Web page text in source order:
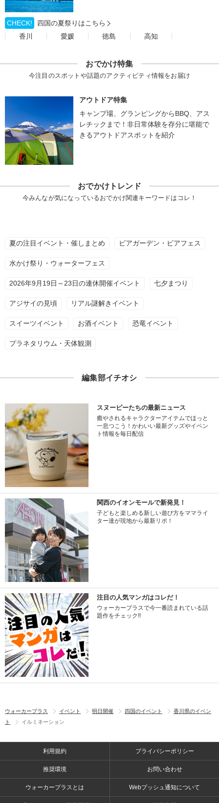
CHECK!
四国の夏祭りはこちら
香川
愛媛 徳島 高知
おでかけ特集
今注目のスポットや話題のアクティビティ情報をお届け
アウトドア特集
キャンプ場、グランピングからBBQ、アス
レチックまで！非日常体験を存分に堪能で
きるアウトドアスポットを紹介
おでかけトレンド
今みんなが気になっているおでかけ関連キーワードはコレ！
夏の注目イベント・催しまとめ ビアガーデン・ビアフェス
水かけ祭り・ウォーターフェス
2026年9月19日～23日の連休開催イベント 七夕まつり
アジサイの見頃 リアル謎解きイベント
スイーツイベント お酒イベント 恐竜イベント
プラネタリウム・天体観測
編集部イチオシ
スヌーピーたちの最新ニュース
癒やされるキャラクターアイテムでほっと
一息つこう！かわいい最新グッズやイベン
ト情報を毎日配信
関西のイオンモールで新発見！
子どもと楽しめる新しい遊び方をママライ
ター達が現地から最新リポ！
注目の人気マンガはコレだ！
ウォーカープラスで今一番読まれている話
題作をチェック!!
ウォーカープラス イベント 明日開催 四国のイベント
香川県のイベン
ト
イルミネーション
利用規約 プライバシーポリシー
推奨環境 お問い合わせ
ウォーカープラスとは Webプッシュ通知について